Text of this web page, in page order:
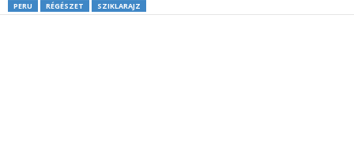
PERU
RÉGÉSZET SZIKLARAJZ